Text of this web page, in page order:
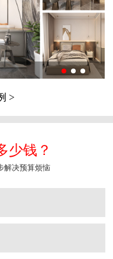
>
少钱？
解决预算烦恼